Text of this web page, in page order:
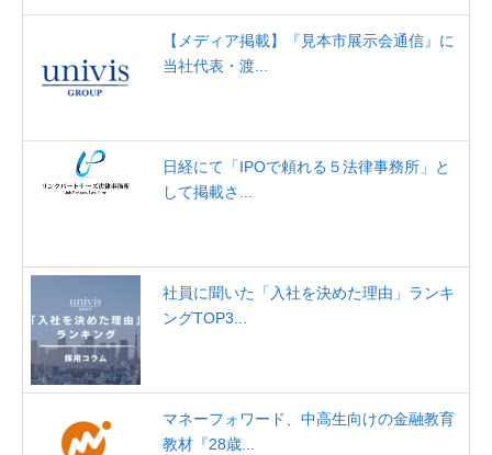
【メディア掲載】『見本市展示会通信』に
当社代表・渡...
日経にて「IPOで頼れる５法律事務所」と
して掲載さ...
社員に聞いた「入社を決めた理由」ランキ
ングTOP3...
マネーフォワード、中高生向けの金融教育
教材『28歳...